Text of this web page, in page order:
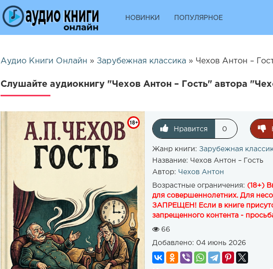
НОВИНКИ ПОПУЛЯРНОЕ
Аудио Книги Онлайн » Зарубежная классика » Чехов Антон –
Слушайте аудиокнигу "Чехов Антон – Гость" автора
Нравится 0
Жанр книги:Зарубежная
Название: Чехов Антон – Гость
Автор: Чехов Антон
Возрастные ограничения: (18+)
для совершеннолетних. Для
ЗАПРЕЩЕН! Если в книге
запрещенного контента -
66
Добавлено: 04 июнь 2026